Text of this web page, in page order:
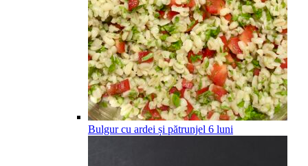
Bulgur cu ardei și pătrunjel 6 luni